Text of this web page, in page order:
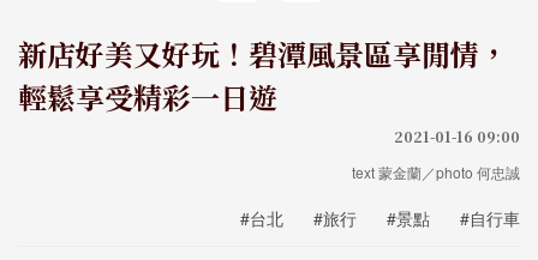
新店好美又好玩！碧潭風景區享閒情，
輕鬆享受精彩一日遊
2021-01-16 09:00
text 蒙金蘭／photo 何忠誠
#台北 #旅行 #景點 #自行車